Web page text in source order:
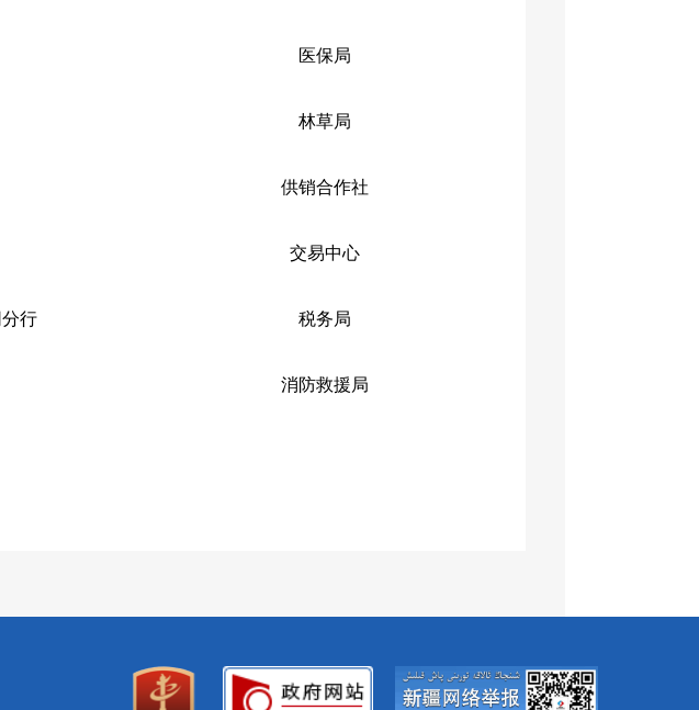
医保局
林草局
供销合作社
交易中心
行 税务局
消防救援局